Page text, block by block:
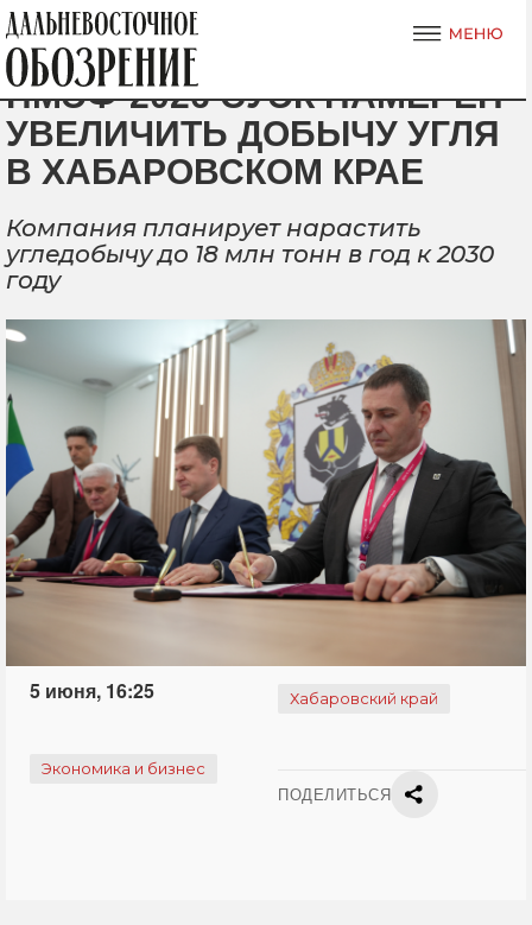
ПМЭФ-2026 СУЭК НАМЕРЕН
УВЕЛИЧИТЬ ДОБЫЧУ УГЛЯ
В ХАБАРОВСКОМ КРАЕ
Компания планирует нарастить
угледобычу до 18 млн тонн в год к 2030
году
5 июня, 16:25 Хабаровский край
Экономика и бизнес
ПОДЕЛИТЬСЯ